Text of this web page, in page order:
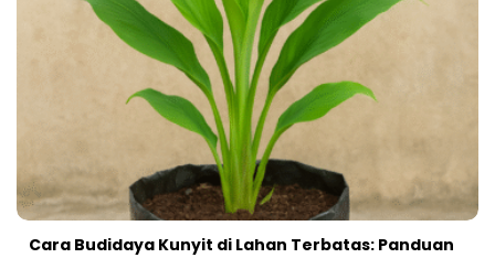
Cara Budidaya Kunyit di Lahan Terbatas: Panduan